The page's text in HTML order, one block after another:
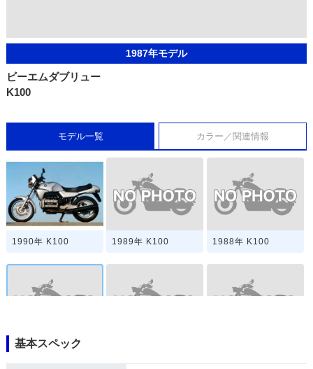
1987年モデル
ビーエムダブリュー
K100
モデル一覧 カラー／関連情報
1990年 K100 1989年 K100 1988年 K100
1987年 K100
基本スペック